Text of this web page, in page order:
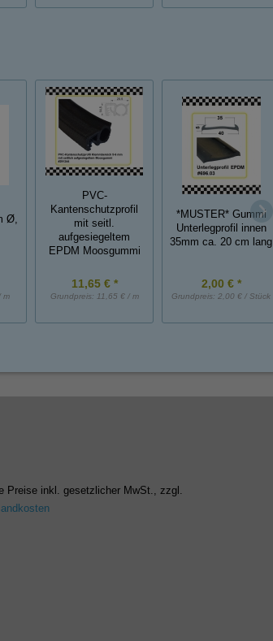
Ø,
m
PVC-
Kantenschutzprofil
mit seitl.
aufgesiegeltem
EPDM Moosgummi
11,65 € *
Grundpreis: 11,65 € / m
*MUSTER* Gummi
Unterlegprofil innen
35mm ca. 20 cm lang
2,00 € *
Grundpreis: 2,00 € / Stück
Preise inkl. gesetzlicher MwSt., zzgl.